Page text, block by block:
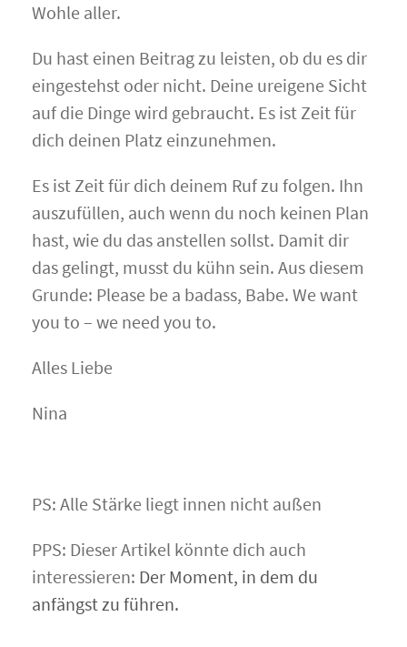
Wohle aller.
Du hast einen Beitrag zu leisten, ob du es dir
eingestehst oder nicht. Deine ureigene Sicht
auf die Dinge wird gebraucht. Es ist Zeit für
dich deinen Platz einzunehmen.
Es ist Zeit für dich deinem Ruf zu folgen. Ihn
auszufüllen, auch wenn du noch keinen Plan
hast, wie du das anstellen sollst. Damit dir
das gelingt, musst du kühn sein. Aus diesem
Grunde: Please be a badass, Babe. We want
you to – we need you to.
Alles Liebe
Nina
PS: Alle Stärke liegt innen nicht außen
PPS: Dieser Artikel könnte dich auch
interessieren: Der Moment, in dem du
anfängst zu führen.